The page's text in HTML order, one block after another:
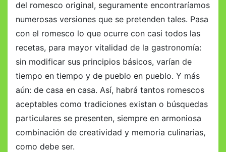
del romesco original, seguramente encontraríamos
numerosas versiones que se pretenden tales. Pasa
con el romesco lo que ocurre con casi todos las
recetas, para mayor vitalidad de la gastronomía:
sin modificar sus principios básicos, varían de
tiempo en tiempo y de pueblo en pueblo. Y más
aún: de casa en casa. Así, habrá tantos romescos
aceptables como tradiciones existan o búsquedas
particulares se presenten, siempre en armoniosa
combinación de creatividad y memoria culinarias,
como debe ser.